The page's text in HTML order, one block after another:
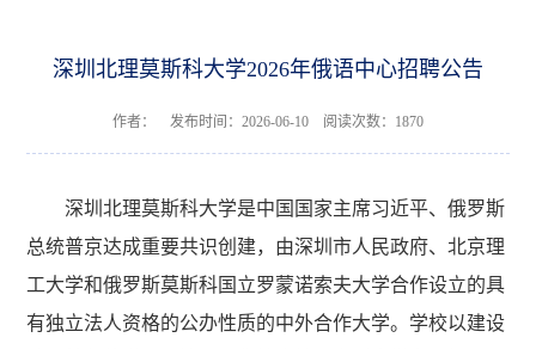
深圳北理莫斯科大学2026年俄语中心招聘公告
作者： 发布时间：2026-06-10 阅读次数： 1870
深圳北理莫斯科大学是中国国家主席习近平、俄罗斯
总统普京达成重要共识创建，由深圳市人民政府、北京理
工大学和俄罗斯莫斯科国立罗蒙诺索夫大学合作设立的具
有独立法人资格的公办性质的中外合作大学。学校以建设